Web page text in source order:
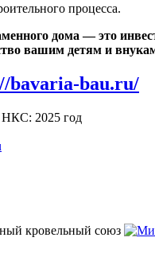
процесса.
дома — это
вашим детям и
bavaria-bau.ru/
НКС: 2025 год
кровельный союз